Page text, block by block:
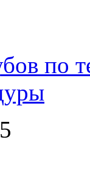
по